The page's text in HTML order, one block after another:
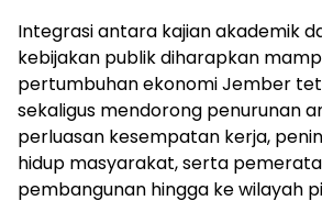
Integrasi antara kajian akademik
kebijakan publik diharapkan
pertumbuhan ekonomi Jember
sekaligus mendorong penurunan
perluasan kesempatan kerja,
hidup masyarakat, serta
pembangunan hingga ke wilayah